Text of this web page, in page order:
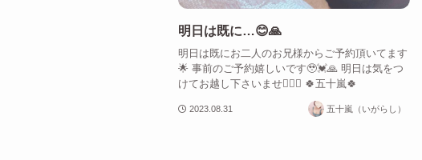
明日は既に…😊🙏
明日は既にお二人のお兄様からご予約頂いてます
🌟 事前のご予約嬉しいです🥹💓🙏 明日は気をつ
けてお越し下さいませ🙇‍♀️✨ 🍀五十嵐🍀
2023.08.31 五十嵐（いがらし）